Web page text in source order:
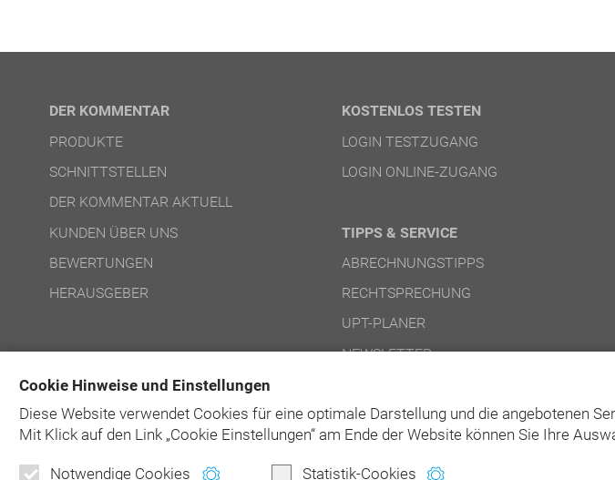
Cookie Hinweise und Einstellungen
Diese Website verwendet Cookies für eine optimale Darstellung und die angebotenen
Mit Klick auf den Link „Cookie Einstellungen“ am Ende der Website können Sie Ihre
Notwendige Cookies Statistik-Cookies
DER KOMMENTAR
PRODUKTE
SCHNITTSTELLEN
DER KOMMENTAR AKTUELL
KUNDEN ÜBER UNS
BEWERTUNGEN
HERAUSGEBER
KOSTENLOS TESTEN
LOGIN TESTZUGANG
LOGIN ONLINE-ZUGANG
TIPPS & SERVICE
ABRECHNUNGSTIPPS
RECHTSPRECHUNG
UPT-PLANER
NEWSLETTER